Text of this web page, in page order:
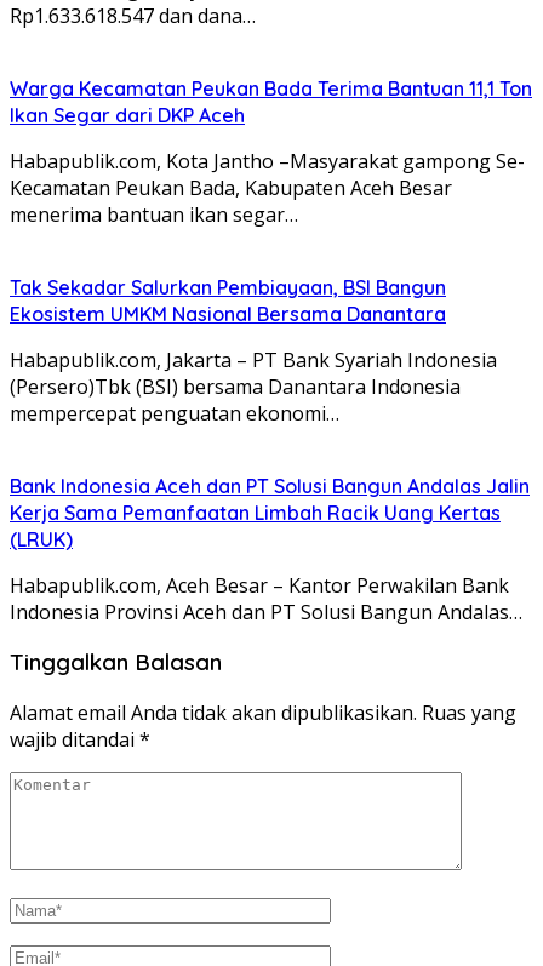
Rp1.633.618.547 dan dana…
Warga Kecamatan Peukan Bada Terima Bantuan 11,1 Ton
Ikan Segar dari DKP Aceh
Habapublik.com, Kota Jantho –Masyarakat gampong Se-
Kecamatan Peukan Bada, Kabupaten Aceh Besar
menerima bantuan ikan segar…
Tak Sekadar Salurkan Pembiayaan, BSI Bangun
Ekosistem UMKM Nasional Bersama Danantara
Habapublik.com, Jakarta – PT Bank Syariah Indonesia
(Persero)Tbk (BSI) bersama Danantara Indonesia
mempercepat penguatan ekonomi…
Bank Indonesia Aceh dan PT Solusi Bangun Andalas Jalin
Kerja Sama Pemanfaatan Limbah Racik Uang Kertas
(LRUK)
Habapublik.com, Aceh Besar – Kantor Perwakilan Bank
Indonesia Provinsi Aceh dan PT Solusi Bangun Andalas…
Tinggalkan Balasan
Alamat email Anda tidak akan dipublikasikan. Ruas yang
wajib ditandai *